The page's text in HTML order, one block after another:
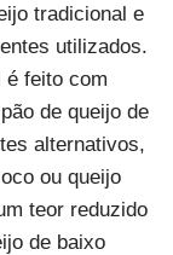
tradicional e
utilizados.
é feito com
de queijo de
alternativos,
ou queijo
teor reduzido
de baixo